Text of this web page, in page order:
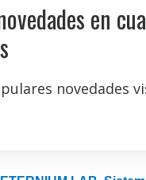
en
novedades